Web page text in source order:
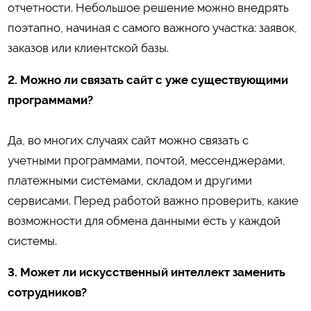
отчетности. Небольшое решение можно внедрять
поэтапно, начиная с самого важного участка: заявок,
заказов или клиентской базы.
2. Можно ли связать сайт с уже существующими
программами?
Да, во многих случаях сайт можно связать с
учетными программами, почтой, мессенджерами,
платежными системами, складом и другими
сервисами. Перед работой важно проверить, какие
возможности для обмена данными есть у каждой
системы.
3. Может ли искусственный интеллект заменить
сотрудников?